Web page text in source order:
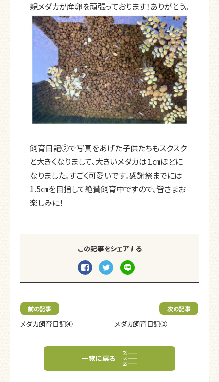
親メダカが産卵を頑張っております！ありがとう。
飼育日記②で写真をあげた子供たちもスクスク
と大きくなりまして、大きいメダカは１㎝ほどに
なりました。すごく可愛いです。感謝祭までには
1.5㎝を目指して絶賛飼育中ですので、皆さまお
楽しみに！
この記事をシェアする
前の記事
メダカ飼育日記④
次の記事
メダカ飼育日記②
一覧に戻る